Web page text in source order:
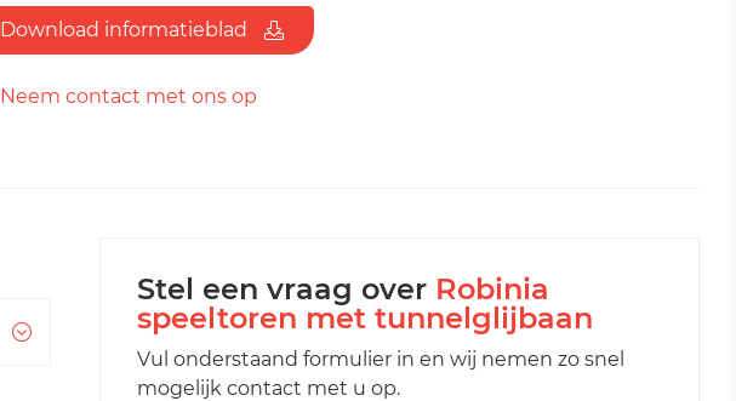
Download informatieblad
Neem contact met ons op
Stel een vraag over Robinia
speeltoren met tunnelglijbaan
Vul onderstaand formulier in en wij nemen zo snel
mogelijk contact met u op.